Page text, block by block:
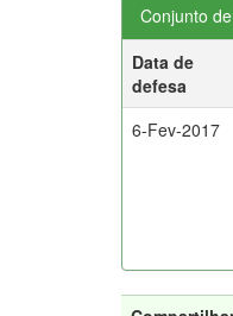
Conjunto
Data de
defesa
6-Fev-2017